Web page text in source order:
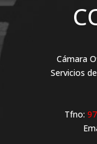
Cámara
Servicios
Tfno: